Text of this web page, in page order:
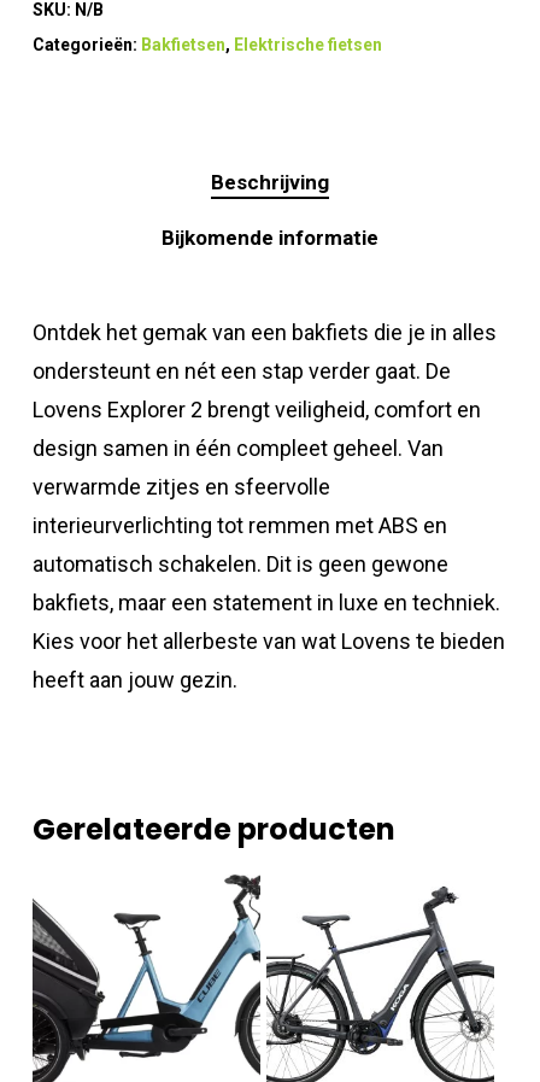
SKU: N/B
Categorieën: Bakfietsen, Elektrische fietsen
Beschrijving
Bijkomende informatie
Ontdek het gemak van een bakfiets die je in alles
ondersteunt en nét een stap verder gaat. De
Lovens Explorer 2 brengt veiligheid, comfort en
design samen in één compleet geheel. Van
verwarmde zitjes en sfeervolle
interieurverlichting tot remmen met ABS en
automatisch schakelen. Dit is geen gewone
bakfiets, maar een statement in luxe en techniek.
Kies voor het allerbeste van wat Lovens te bieden
heeft aan jouw gezin.
Gerelateerde producten